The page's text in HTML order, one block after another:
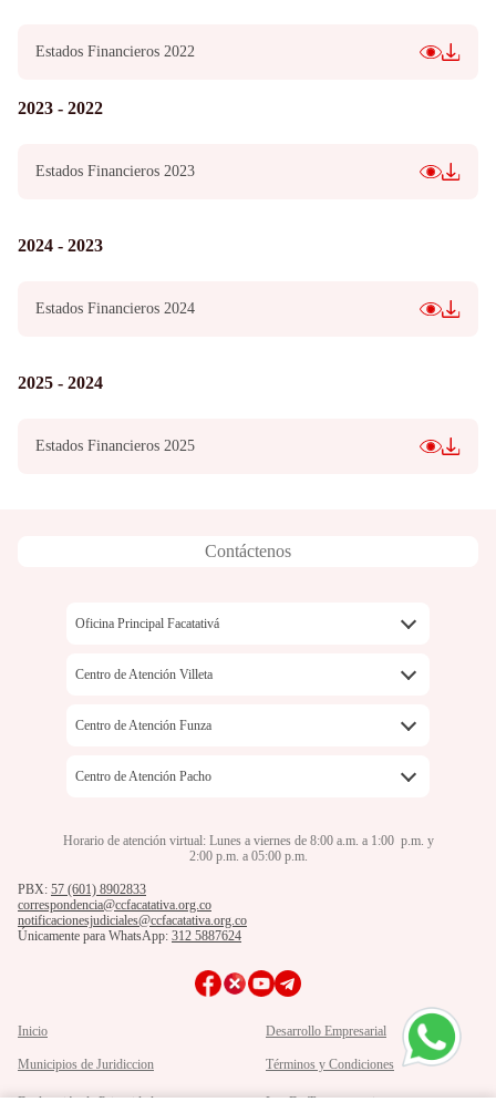
Estados Financieros 2022
2023 - 2022
Estados Financieros 2023
2024 - 2023
Estados Financieros 2024
2025 - 2024
Estados Financieros 2025
Contáctenos
Oficina Principal Facatativá
Carrera 3 No. 4-60
Centro de Atención Villeta
Carrera 9 No 5-17
Centro de Atención Funza
Carrera 17B No 16-91
Lunes a viernes de 8:00 am a 1:00 pm y de
2:00pm a 5:00 pm
Centro de Atención Pacho
57+601+8902833
Lunes a viernes de 8:00 am a 1:00 pm y de
2:00pm a 5:00 pm
Horario de atención virtual: Lunes a viernes de 8:00 a.m. a 1:00 p.m. y
2:00 p.m. a 05:00 p.m.
PBX: 57 (601) 8902833
correspondencia@ccfacatativa.org.co
notificacionesjudiciales@ccfacatativa.org.co
Únicamente para WhatsApp: 312 5887624
Inicio Desarrollo Empresarial
Municipios de Juridiccion Términos y Condiciones